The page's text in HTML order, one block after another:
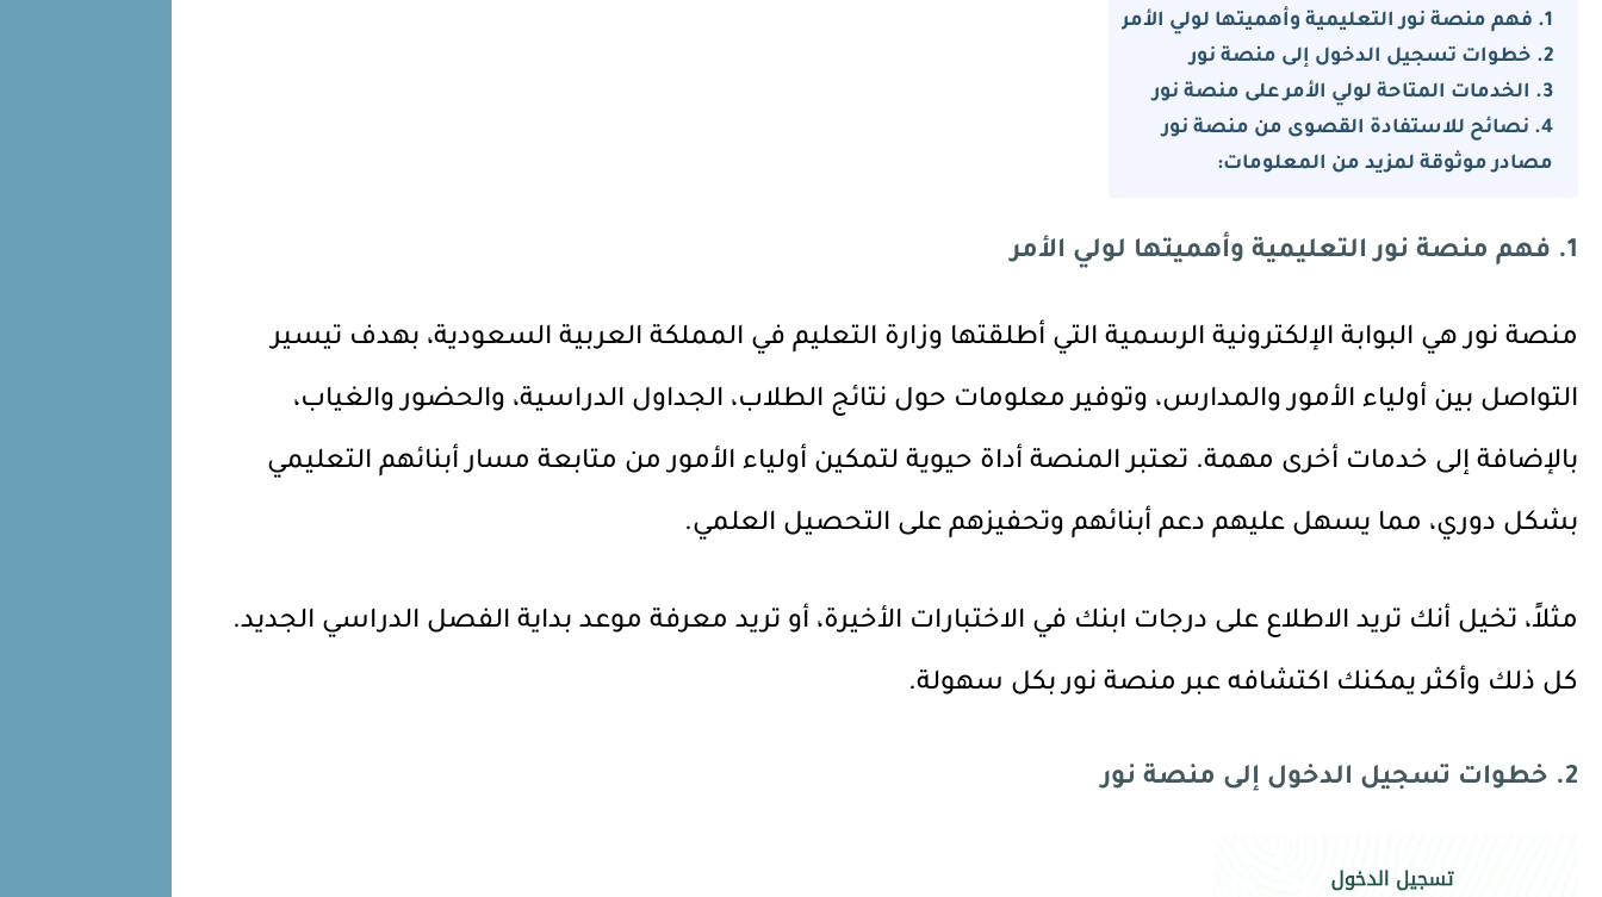
1. فهم منصة نور التعليمية وأهميتها لولي الأمر
2. خطوات تسجيل الدخول إلى منصة نور
3. الخدمات المتاحة لولي الأمر على منصة نور
4. نصائح للاستفادة القصوى من منصة نور
مصادر موثوقة لمزيد من المعلومات:
1. فهم منصة نور التعليمية وأهميتها لولي الأمر
منصة نور هي البوابة الإلكترونية الرسمية التي أطلقتها وزارة التعليم في المملكة العربية السعودية، بهدف تيسير
التواصل بين أولياء الأمور والمدارس، وتوفير معلومات حول نتائج الطلاب، الجداول الدراسية، والحضور والغياب،
بالإضافة إلى خدمات أخرى مهمة. تعتبر المنصة أداة حيوية لتمكين أولياء الأمور من متابعة مسار أبنائهم التعليمي
بشكل دوري، مما يسهل عليهم دعم أبنائهم وتحفيزهم على التحصيل العلمي.
مثلاً، تخيل أنك تريد الاطلاع على درجات ابنك في الاختبارات الأخيرة، أو تريد معرفة موعد بداية الفصل الدراسي الجديد.
كل ذلك وأكثر يمكنك اكتشافه عبر منصة نور بكل سهولة.
2. خطوات تسجيل الدخول إلى منصة نور